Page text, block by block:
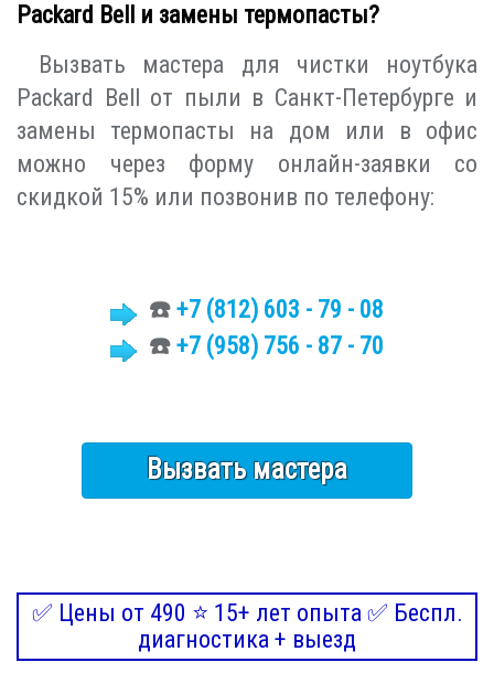
Packard Bell и замены термопасты?
Вызвать мастера для чистки ноутбука
Packard Bell от пыли в Санкт-Петербурге и
замены термопасты на дом или в офис
можно через форму онлайн-заявки со
скидкой 15% или позвонив по телефону:
☎️ +7 (812) 603 - 79 - 08
☎️ +7 (958) 756 - 87 - 70
Вызвать мастера
✅ Цены от 490 ⭐ 15+ лет опыта ✅ Беспл.
диагностика + выезд